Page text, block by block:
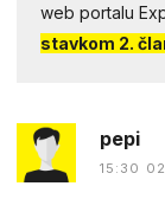
web portalu
stavkom 2.
pepi
15:30